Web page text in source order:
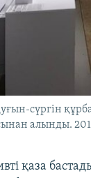
сүргін
алынды.
қаза